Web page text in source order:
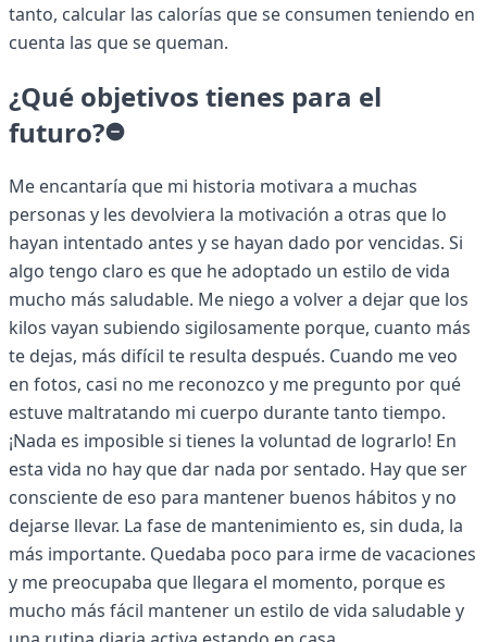
tanto, calcular las calorías que se consumen teniendo en
cuenta las que se queman.
¿Qué objetivos tienes para el
futuro?
Me encantaría que mi historia motivara a muchas
personas y les devolviera la motivación a otras que lo
hayan intentado antes y se hayan dado por vencidas. Si
algo tengo claro es que he adoptado un estilo de vida
mucho más saludable. Me niego a volver a dejar que los
kilos vayan subiendo sigilosamente porque, cuanto más
te dejas, más difícil te resulta después. Cuando me veo
en fotos, casi no me reconozco y me pregunto por qué
estuve maltratando mi cuerpo durante tanto tiempo.
¡Nada es imposible si tienes la voluntad de lograrlo! En
esta vida no hay que dar nada por sentado. Hay que ser
consciente de eso para mantener buenos hábitos y no
dejarse llevar. La fase de mantenimiento es, sin duda, la
más importante. Quedaba poco para irme de vacaciones
y me preocupaba que llegara el momento, porque es
mucho más fácil mantener un estilo de vida saludable y